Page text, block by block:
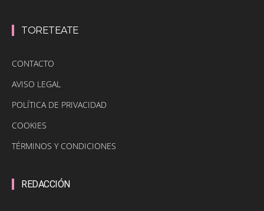
TORETEATE
CONTACTO
AVISO LEGAL
POLÍTICA DE PRIVACIDAD
COOKIES
TÉRMINOS Y CONDICIONES
REDACCIÓN